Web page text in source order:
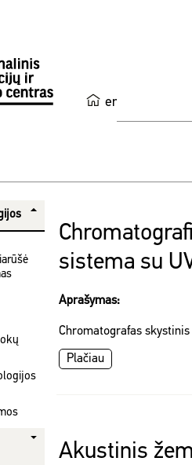
en
sistema su
Aprašymas:
Chromatografas skystinis
Plačiau
Akustinis